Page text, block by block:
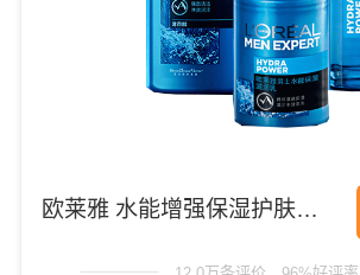
欧莱雅 水能增强保湿护肤套